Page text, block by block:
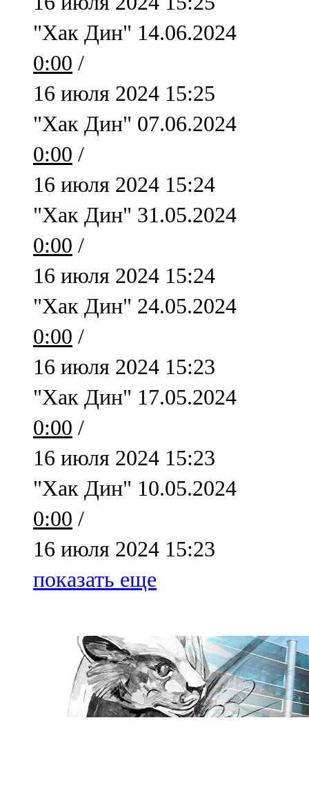
100,0 FM
Нурлат
104,7 FM
Олы Әтнә
71,42 FM
Сарман
107,8 FM
Теләче
106,1 FM
Түбән Кама
102,6 FM
Чирмешән
107,7 FM
Чистай
103,0 FM
Чүпрәле
91,0 FM
Шәмәрдән
102,3 FM
Яңа чишмә
Яр Чаллы
105,5 FM
"Хак Дин" 14.06.2024
0:00 /
16 июля 2024 15:25
"Хак Дин" 07.06.2024
0:00 /
16 июля 2024 15:24
"Хак Дин" 31.05.2024
0:00 /
16 июля 2024 15:24
"Хак Дин" 24.05.2024
0:00 /
16 июля 2024 15:23
"Хак Дин" 17.05.2024
0:00 /
16 июля 2024 15:23
"Хак Дин" 10.05.2024
0:00 /
16 июля 2024 15:23
показать еще